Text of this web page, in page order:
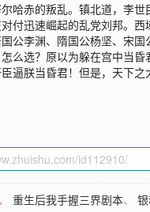
哈赤的叛乱。镇北道，李
付迅速崛起的乱党刘邦。
公李渊、隋国公杨坚、宋
么选？原以为躲在宫中当
逼朕当昏君！但是，天下之
、重生后我手握三界剧本、